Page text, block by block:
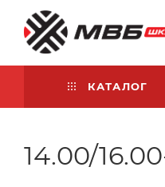
КАТАЛОГ
14.00/